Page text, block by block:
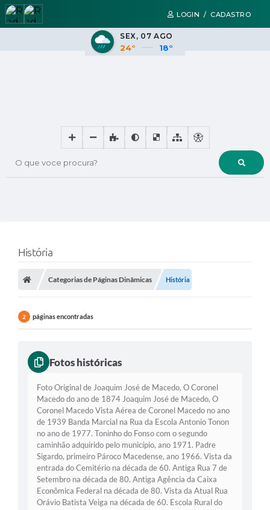
LOGIN / CADASTRO
O que voce procura?
SEX 07 AGO
24° 18°
História
Categorias de Páginas Dinâmicas História
2 páginas encontradas
Fotos históricas
Foto Original de Joaquim José de Macedo, O Coronel
Macedo do ano de 1874 Joaquim José de Macedo, O
Coronel Macedo Vista Aérea de Coronel Macedo no ano
de 1939 Banda Marcial na Rua da Escola Antonio Tonon
no ano de 1977. Toninho do Fonso com o segundo
caminhão adquirido pelo município, ano 1971. Padre
Sigardo, primeiro Pároco Macedense, ano 1966. Vista da
entrada do Cemitério na década de 60. Antiga Rua 7 de
Setembro na década de 80. Antiga Agência da Caixa
Econômica Federal na década de 80. Vista da Atual Rua
Orávio Batista Veiga na década de 60. Escola Rural do